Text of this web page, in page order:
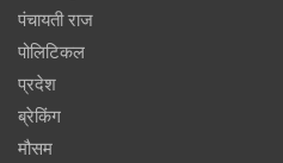
पंचायती राज
पोलिटिकल
प्रदेश
ब्रेकिंग
मौसम